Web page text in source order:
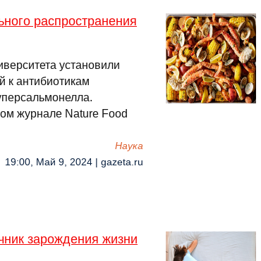
распространения
установили
к антибиотикам
журнале Nature Food
Наука
19:00, Май 9, 2024 | gazeta.ru
зарождения жизни